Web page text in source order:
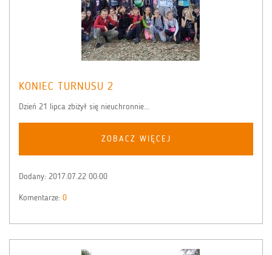
KONIEC TURNUSU 2
Dzień 21 lipca zbiżył się nieuchronnie...
ZOBACZ WIĘCEJ
Dodany: 2017.07.22 00:00
Komentarze: 0